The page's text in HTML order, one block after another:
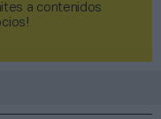
a contenidos